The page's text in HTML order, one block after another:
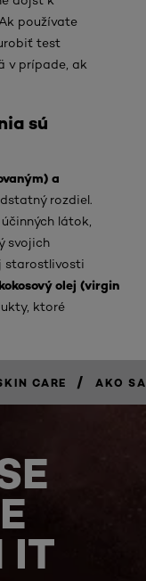
používate
test
v prípade, ak
sú
a
rozdiel.
látok,
svojich
starostlivosti
olej (virgin
ktoré
CARE / AKO
IT